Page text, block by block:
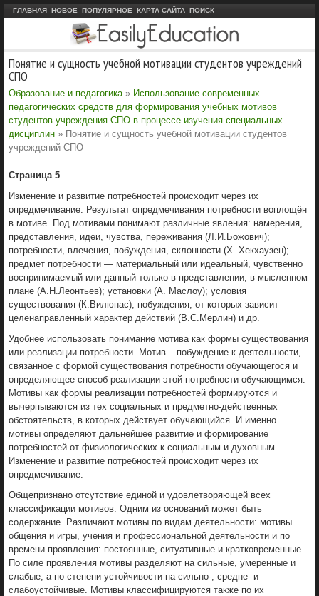
ГЛАВНАЯ НОВОЕ ПОПУЛЯРНОЕ КАРТА САЙТА ПОИСК
Понятие и сущность учебной мотивации студентов учреждений
СПО
Образование и педагогика » Использование современных
педагогических средств для формирования учебных мотивов
студентов учреждения СПО в процессе изучения специальных
дисциплин » Понятие и сущность учебной мотивации студентов
учреждений СПО
Страница 5
Изменение и развитие потребностей происходит через их
опредмечивание. Результат опредмечивания потребности воплощён
в мотиве. Под мотивами понимают различные явления: намерения,
представления, идеи, чувства, переживания (Л.И.Божович);
потребности, влечения, побуждения, склонности (X. Хекхаузен);
предмет потребности — материальный или идеальный, чувственно
воспринимаемый или данный только в представлении, в мысленном
плане (А.Н.Леонтьев); установки (А. Маслоу); условия
существования (К.Вилюнас); побуждения, от которых зависит
целенаправленный характер действий (В.С.Мерлин) и др.
Удобнее использовать понимание мотива как формы существования
или реализации потребности. Мотив – побуждение к деятельности,
связанное с формой существования потребности обучающегося и
определяющее способ реализации этой потребности обучающимся.
Мотивы как формы реализации потребностей формируются и
вычерпываются из тех социальных и предметно-действенных
обстоятельств, в которых действует обучающийся. И именно
мотивы определяют дальнейшее развитие и формирование
потребностей от физиологических к социальным и духовным.
Изменение и развитие потребностей происходит через их
опредмечивание.
Общепризнано отсутствие единой и удовлетворяющей всех
классификации мотивов. Одним из оснований может быть
содержание. Различают мотивы по видам деятельности: мотивы
общения и игры, учения и профессиональной деятельности и по
времени проявления: постоянные, ситуативные и кратковременные.
По силе проявления мотивы разделяют на сильные, умеренные и
слабые, а по степени устойчивости на сильно-, средне- и
слабоустойчивые. Мотивы классифицируются также по их